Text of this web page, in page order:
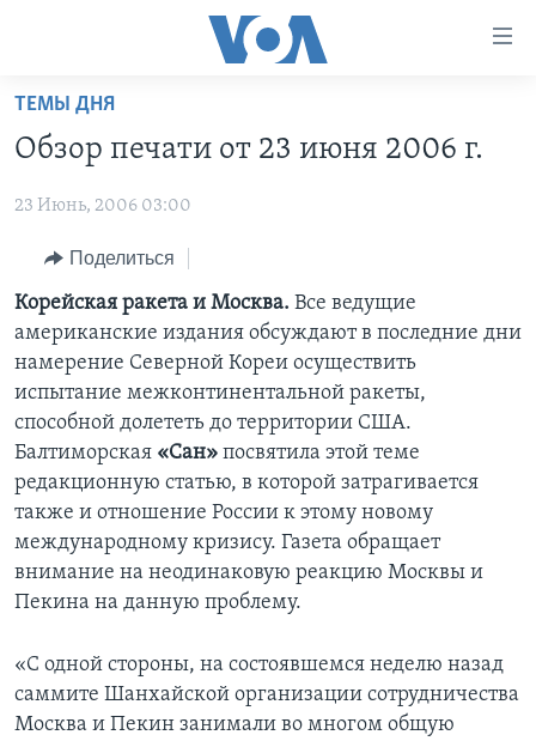
Перейти
основной
Перейти
навигации
Перейти
поиск
ГЛАВНОЕ
ПРОГРАММЫ
АМЕРИКА
НОВОСТИ ЗА МИНУТУ
ИТОГИ
ПОЧЕМУ ЭТО ВАЖНО?
ДИСКУССИЯ VOA
ДЕТАЛИ
АМЕРИКА. БОЛЬШОЕ ПУТЕШЕСТВИЕ
ПРОЕКТЫ
УЧИМ АНГЛИЙСКИЙ
НАША АМЕРИКАНСКАЯ ИСТОРИЯ
А КАК В АМЕРИКЕ?
АРТЕФАКТЫ
АМЕРИКАНСКИЕ ГОРОДКИ
ЭКСПЕРТИЗА
ИНТЕРВЬЮ
ФАКТЫ ПРОТИВ ФЕЙКОВ
ЗА СВОБОДУ ПРЕССЫ
УЧИМ АНГЛИЙСКИЙ
ВИДЕО
ПОДПИСКА НА НОВОСТИ
Learning English
ТЕМЫ ДНЯ
Обзор печати от 23 июня 2006 г.
23 Июнь, 2006 03:00
Поделиться
Корейская ракета и Москва. Все ведущие
американские издания обсуждают в последние дни
намерение Северной Кореи осуществить
испытание межконтинентальной ракеты,
способной долететь до территории США.
Балтиморская «Сан» посвятила этой теме
редакционную статью, в которой затрагивается
также и отношение России к этому новому
международному кризису. Газета обращает
внимание на неодинаковую реакцию Москвы и
Пекина на данную проблему.
«С одной стороны, на состоявшемся неделю назад
саммите Шанхайской организации сотрудничества
Москва и Пекин занимали во многом общую